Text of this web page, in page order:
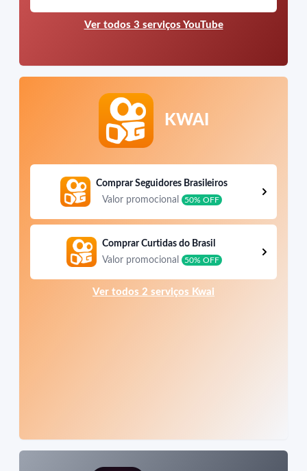
Ver todos 3 serviços YouTube
KWAI
Comprar Seguidores Brasileiros
Valor promocional
50% OFF
Comprar Curtidas do Brasil
Valor promocional
50% OFF
Ver todos 2 serviços Kwai